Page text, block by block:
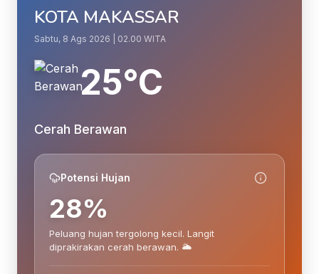
KOTA MAKASSAR
Sabtu, 8 Ags 2026 | 02.00 WITA
25°C
Cerah Berawan
Potensi Hujan
28%
Peluang hujan tergolong kecil. Langit
diprakirakan cerah berawan. 🌥️